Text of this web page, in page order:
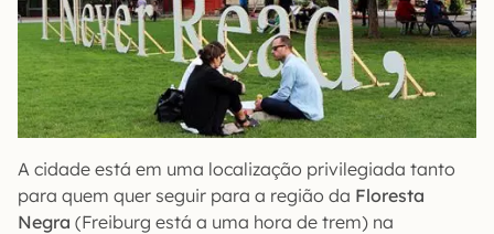
A cidade está em uma localização privilegiada tanto
para quem quer seguir para a região da Floresta
Negra (Freiburg está a uma hora de trem) na